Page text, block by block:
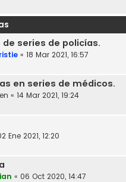
series de policías.
« 18 Mar 2021, 16:57
en series de médicos.
« 14 Mar 2021, 19:24
Ene 2021, 12:20
« 06 Oct 2020, 14:47